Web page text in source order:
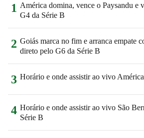
1 América domina, vence o Paysandu e
G4 da Série B
2 Goiás marca no fim e arranca empate
direto pelo G6 da Série B
3 Horário e onde assistir ao vivo
4 Horário e onde assistir ao vivo São
Série B